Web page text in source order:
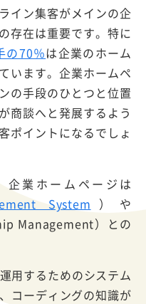
イン集客がメインの企
存在は重要です。特に
の70％は企業のホーム
います。企業ホームペ
の手段のひとつと位置
商談へと発展するよう
ポイントになるでしょ
企業ホームページは
System ）や
Management）との
用するためのシステム
コーディングの知識が